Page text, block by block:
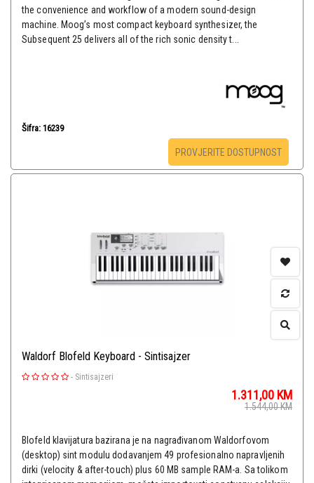
the convenience and workflow of a modern sound-design
machine. Moog’s most compact keyboard synthesizer, the
Subsequent 25 delivers all of the rich sonic density t...
Šifra: 16239
PROVJERITE DOSTUPNOST
Waldorf Blofeld Keyboard - Sintisajzer
- Sintisajzeri
1.311,00 KM
1.544,00KM
Blofeld klavijatura bazirana je na nagrađivanom Waldorfovom
(desktop) sint modulu dodavanjem 49 profesionalno napravljenih
dirki (velocity & after-touch) plus 60 MB sample RAM-a. Sa tolikom